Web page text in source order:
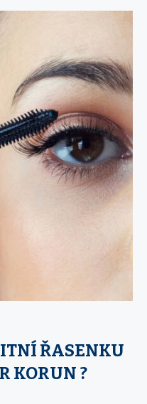
ŘASENKU
KORUN ?